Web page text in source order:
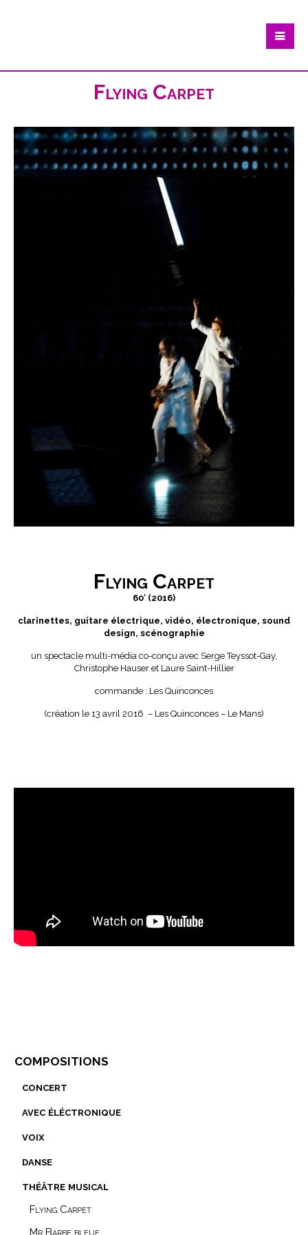
Flying Carpet
Flying Carpet
60′ (2016)
clarinettes, guitare électrique, vidéo, électronique, sound
design, scénographie
un spectacle multi-média co-conçu avec Serge Teyssot-Gay,
Christophe Hauser et Laure Saint-Hillier
commande : Les Quinconces
(création le 13 avril 2016 – Les Quinconces – Le Mans)
compositions
théâtre musical
Mr Barbe bleue
Flying Carpet
danse
voix
avec éléctronique
concert